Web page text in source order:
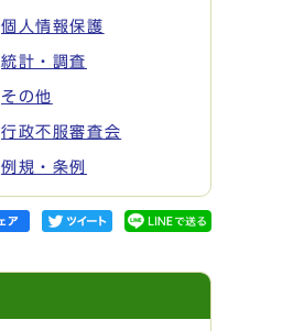
個人情報保護
統計・調査
その他
行政不服審査会
例規・条例